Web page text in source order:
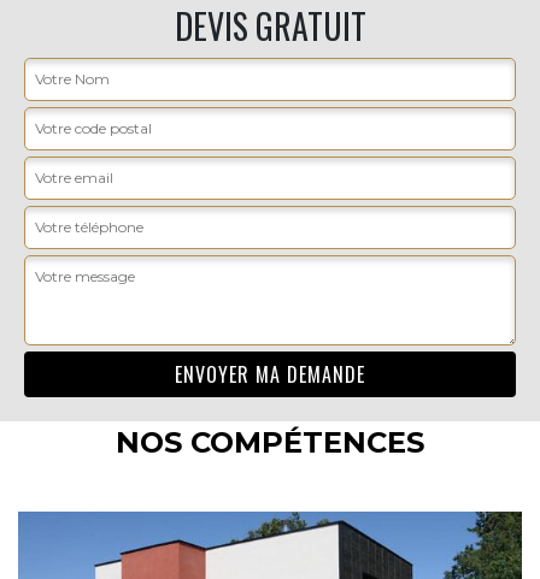
DEVIS GRATUIT
NOS COMPÉTENCES